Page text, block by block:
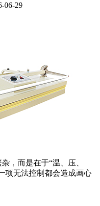
06-29
，而是在于“温、压、
项无法控制都会造成画心